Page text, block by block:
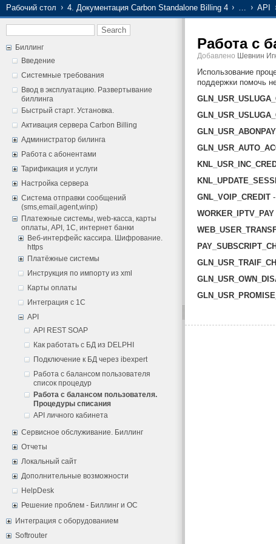
Рабочий стол 4. Документация Carbon Standalone Billing 4 … API
Биллинг
Введение
Системные требования
Ввод в эксплуатацию. Развертывание
биллинга
Быстрый старт. Установка.
Активация сервера Carbon Billing
Администратор билинга
Работа с абонентами
Тарификация и услуги
Настройка сервера
Система отправки сообщений
(sms,email,agent,winp)
Платежные системы, web-касса, карты
оплаты, API, 1С, интернет банки
Веб-интерфейс кассира. Шифрование.
https
Платёжные системы
Инструкция по импорту из xml
Карты оплаты
Интеграция с 1С
API
API REST SOAP
Как работать с БД из DELPHI
Подключение к БД через ibexpert
Работа с балансом пользователя
список процедур
Работа с балансом пользователя.
Процедуры списания
API личного кабинета
Сервисное обслуживание. Биллинг
Отчеты
Локальный сайт
Дополнительные возможности
HelpDesk
Решение проблем - Биллинг и ОС
Интеграция с оборудованием
Softrouter
Работа с
Добавлено Шевнин
Использование
поддержки помочь
GNL_VOIP_CREDIT
WORKER_IPTV_PAY